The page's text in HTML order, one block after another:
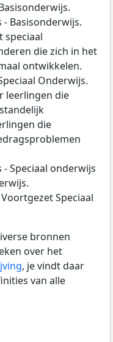
- Basisonderwijs.
speciaal
die zich in het
ontwikkelen.
Onderwijs.
leerlingen die
die
- Speciaal onderwijs
Speciaal
bronnen
over het
, je vindt daar
van alle